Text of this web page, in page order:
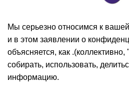
Мы серьезно относимся к
и в этом заявлении о
объясняется, как
собирать, использовать,
информацию.